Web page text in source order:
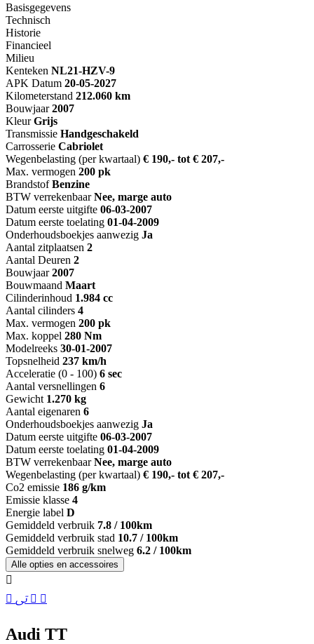
Basisgegevens
Technisch
Historie
Financieel
Milieu
Kenteken NL21-HZV-9
APK Datum 20-05-2027
Kilometerstand 212.060 km
Bouwjaar 2007
Kleur Grijs
Transmissie Handgeschakeld
Carrosserie Cabriolet
Wegenbelasting (per kwartaal) € 190,- tot € 207,-
Max. vermogen 200 pk
Brandstof Benzine
BTW verrekenbaar Nee, marge auto
Datum eerste uitgifte 06-03-2007
Datum eerste toelating 01-04-2009
Onderhoudsboekjes aanwezig Ja
Aantal zitplaatsen 2
Aantal Deuren 2
Bouwjaar 2007
Bouwmaand Maart
Cilinderinhoud 1.984 cc
Aantal cilinders 4
Max. vermogen 200 pk
Max. koppel 280 Nm
Modelreeks 30-01-2007
Topsnelheid 237 km/h
Acceleratie (0 - 100) 6 sec
Aantal versnellingen 6
Gewicht 1.270 kg
Aantal eigenaren 6
Onderhoudsboekjes aanwezig Ja
Datum eerste uitgifte 06-03-2007
Datum eerste toelating 01-04-2009
BTW verrekenbaar Nee, marge auto
Wegenbelasting (per kwartaal) € 190,- tot € 207,-
Co2 emissie 186 g/km
Emissie klasse 4
Energie label D
Gemiddeld verbruik 7.8 / 100km
Gemiddeld verbruik stad 10.7 / 100km
Gemiddeld verbruik snelweg 6.2 / 100km
Alle opties en accessoires
Audi TT